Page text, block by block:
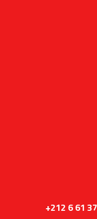
+212 6 61